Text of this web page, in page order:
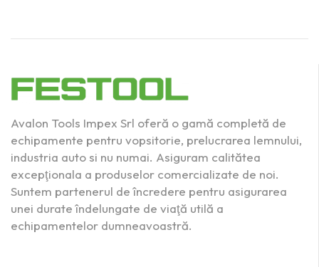
Avalon Tools Impex Srl oferă o gamă completă de
echipamente pentru vopsitorie, prelucrarea lemnului,
industria auto si nu numai. Asiguram calitătea
excepţionala a produselor comercializate de noi.
Suntem partenerul de încredere pentru asigurarea
unei durate îndelungate de viaţă utilă a
echipamentelor dumneavoastră.